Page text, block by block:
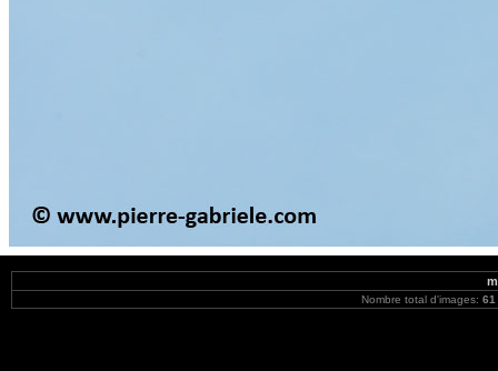
Nombre total d'images:61